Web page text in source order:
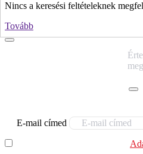
Nincs a keresési feltételeknek
Tovább
E-mail címed